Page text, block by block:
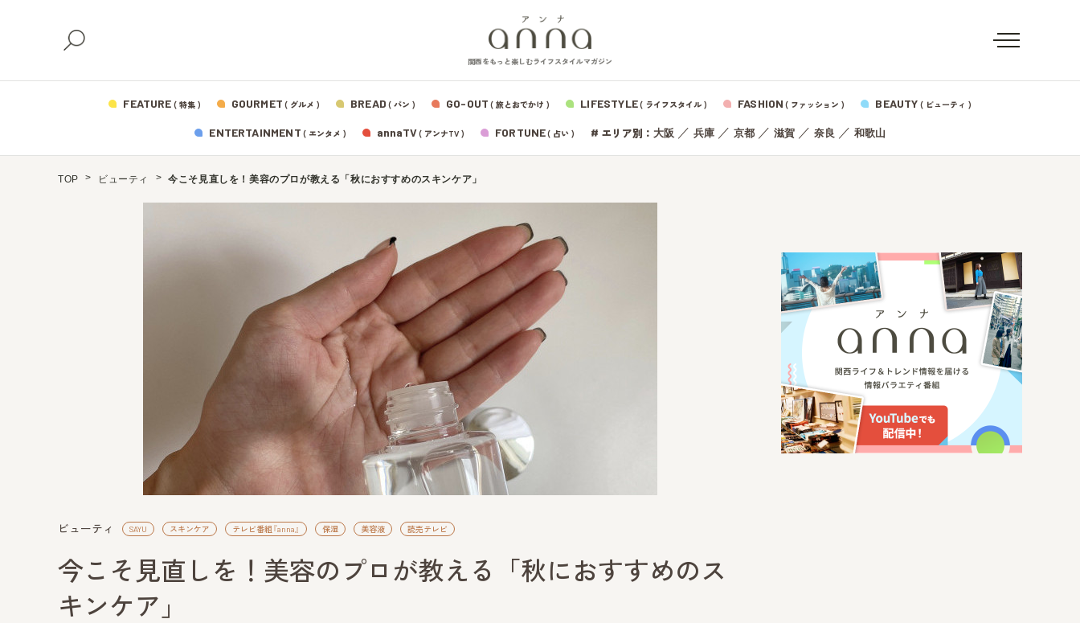
関西をもっと楽しむライフスタイルマガジン
FEATURE ( 特集 ) GOURMET ( グルメ ) BREAD ( パン ) GO-OUT ( 旅とおでかけ ) LIFESTYLE( ライフスタイル ) FASHION ( ファッション ) BEAUTY ( ビューティ )
ENTERTAINMENT ( エンタメ ) annaTV( アンナTV ) FORTUNE( 占い ) # エリア別： 大阪 ／ 兵庫／ 京都／ 滋賀／ 奈良 ／ 和歌山
TOP ビューティ 今こそ見直しを！美容のプロが教える「秋におすすめのスキンケア」
ビューティ SAYU スキンケア テレビ番組『anna』 保湿 美容液 読売テレビ
今こそ見直しを！美容のプロが教える「秋におすすめのス
キンケア」